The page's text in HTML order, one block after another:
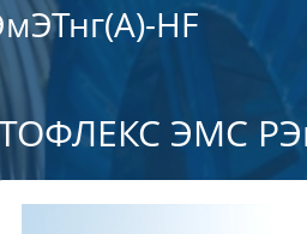
HF
ЭМС